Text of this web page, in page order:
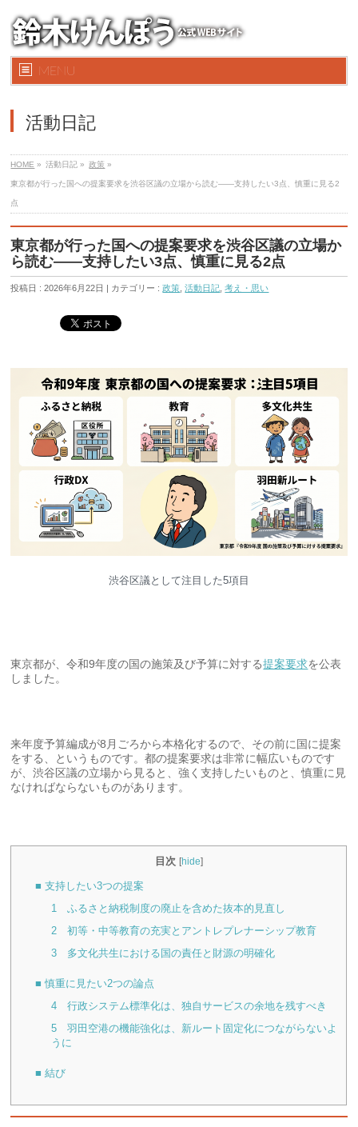
MENU
活動日記
HOME » 活動日記 » 政策 »
東京都が行った国への提案要求を渋谷区議の立場から読む――支持したい3点、慎重に見る2
点
東京都が行った国への提案要求を渋谷区議の立場か
ら読む――支持したい3点、慎重に見る2点
投稿日 : 2026年6月22日 | カテゴリー :政策 ,活動日記 ,考え・思い
渋谷区議として注目した5項目
東京都が、令和9年度の国の施策及び予算に対する提案要求を公表
しました。
来年度予算編成が8月ごろから本格化するので、その前に国に提案
をする、というものです。都の提案要求は非常に幅広いものです
が、渋谷区議の立場から見ると、強く支持したいものと、慎重に見
なければならないものがあります。
目次 [hide]
■ 支持したい3つの提案
1 ふるさと納税制度の廃止を含めた抜本的見直し
2 初等・中等教育の充実とアントレプレナーシップ教育
3 多文化共生における国の責任と財源の明確化
■ 慎重に見たい2つの論点
4 行政システム標準化は、独自サービスの余地を残すべき
5 羽田空港の機能強化は、新ルート固定化につながらないよ
うに
■ 結び